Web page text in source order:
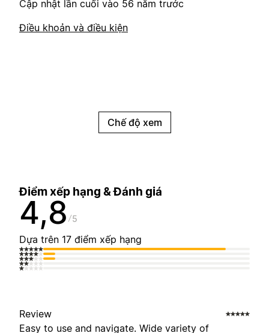
Cập nhật lần cuối vào 56 năm trước
Điều khoản và điều kiện
Chế độ xem
Điểm xếp hạng & Đánh giá
4,8 5
Dựa trên 17 điểm xếp hạng
Review
Easy to use and navigate. Wide variety of